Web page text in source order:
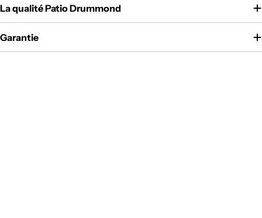
La qualité Patio Drummond
Garantie